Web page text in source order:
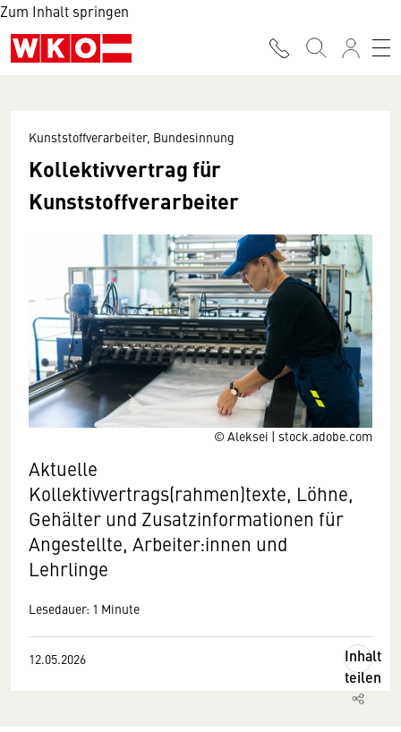
Zum Inhalt springen
© Aleksei | stock.adobe.com
Kunststoffverarbeiter, Bundesinnung
Kollektivvertrag für
Kunststoffverarbeiter
Aktuelle
Kollektivvertrags(rahmen)texte, Löhne,
Gehälter und Zusatzinformationen für
Angestellte, Arbeiter:innen und
Lehrlinge
Lesedauer: 1 Minute
12.05.2026
Inhalt
teilen